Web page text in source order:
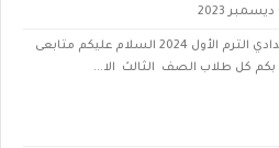
أقوى مراجعة هندسة ثالثة إعدادي الترم الأول 2024 السلام عليكم متابعى
بكم كل طلاب الصف الثالث الا...